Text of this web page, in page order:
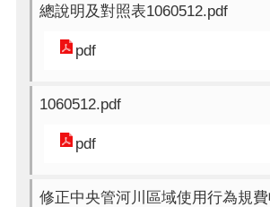
總說明及對照表1060512.pdf
pdf
1060512.pdf
pdf
修正中央管河川區域使用行為規